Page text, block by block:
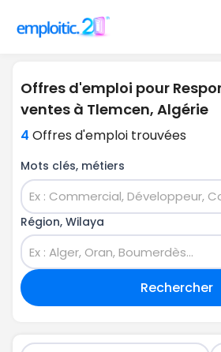
Offres d'emploi pour
ventes à Tlemcen, Algérie
4 Offres d'emploi trouvées
Mots clés, métiers
Région, Wilaya
Rechercher